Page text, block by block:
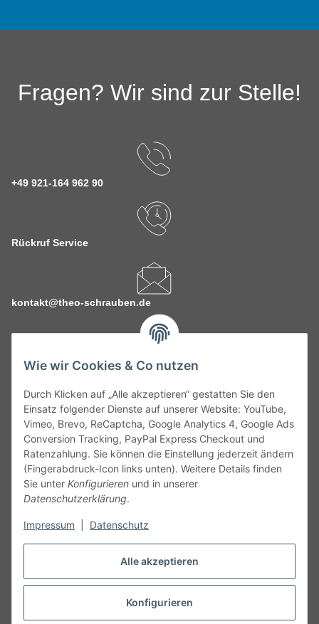
Alle akzeptieren
Konfigurieren
Wie wir Cookies & Co nutzen
Durch Klicken auf „Alle akzeptieren“ gestatten Sie den
Einsatz folgender Dienste auf unserer Website: YouTube,
Vimeo, Brevo, ReCaptcha, Google Analytics 4, Google Ads
Conversion Tracking, PayPal Express Checkout und
Ratenzahlung. Sie können die Einstellung jederzeit ändern
(Fingerabdruck-Icon links unten). Weitere Details finden
Sie unter Konfigurieren und in unserer
Datenschutzerklärung.
Impressum Datenschutz
Fragen? Wir sind zur Stelle!
+49 921-164 962 90
Rückruf Service
kontakt@theo-schrauben.de
Service
Gesetzliche Informationen
Alle technischen Angaben ohne Gewähr. Irrtümer und fehlerhafte
Angaben vorbehalten. Wenn Sie Datenblätter oder spezielle
unseren Kundenservice. Abbildungen der Artikel können
Vertrag widerrufen